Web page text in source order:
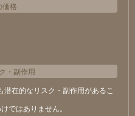
価格
・ 副作用
在的なリスク・副作用があるこ
ではありません。